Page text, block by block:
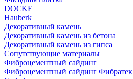
DOCKE
Hauberk
Декоративный камень
Декоративный камень из бетона
Декоративный камень из гипса
Сопутствующие материалы
Фиброцементный сайдинг
Фиброцементный сайдинг Фибратек